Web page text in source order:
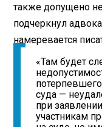
также допущено
подчеркнул
намеревается
«Там будет
суда —
при
участникам